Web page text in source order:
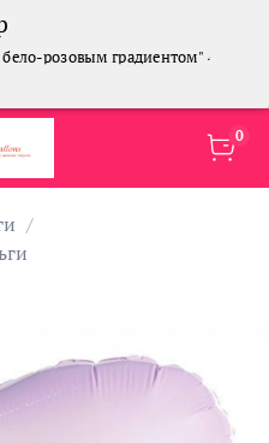
розовым градиентом" 46 см
0